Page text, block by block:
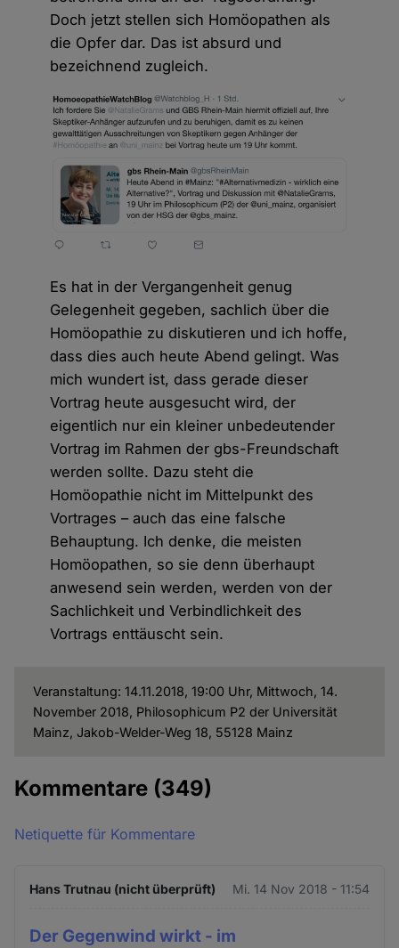
Doch jetzt stellen sich Homöopathen als
die Opfer dar. Das ist absurd und
bezeichnend zugleich.
Es hat in der Vergangenheit genug
Gelegenheit gegeben, sachlich über die
Homöopathie zu diskutieren und ich hoffe,
dass dies auch heute Abend gelingt. Was
mich wundert ist, dass gerade dieser
Vortrag heute ausgesucht wird, der
eigentlich nur ein kleiner unbedeutender
Vortrag im Rahmen der gbs-Freundschaft
werden sollte. Dazu steht die
Homöopathie nicht im Mittelpunkt des
Vortrages – auch das eine falsche
Behauptung. Ich denke, die meisten
Homöopathen, so sie denn überhaupt
anwesend sein werden, werden von der
Sachlichkeit und Verbindlichkeit des
Vortrags enttäuscht sein.
Veranstaltung: 14.11.2018, 19:00 Uhr, Mittwoch, 14.
November 2018, Philosophicum P2 der Universität
Mainz, Jakob-Welder-Weg 18, 55128 Mainz
Kommentare (349)
Netiquette für Kommentare
Hans Trutnau (nicht überprüft) Mi. 14 Nov 2018 - 11:54
Der Gegenwind wirkt - im